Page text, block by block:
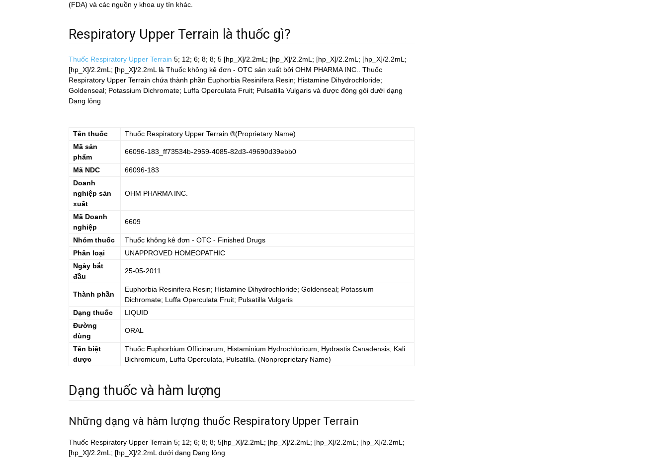
(FDA) và các nguồn y khoa uy tín khác.
Respiratory Upper Terrain là thuốc gì?
Thuốc Respiratory Upper Terrain 5; 12; 6; 8; 8; 5 [hp_X]/2.2mL; [hp_X]/2.2mL; [hp_X]/2.2mL; [hp_X]/2.2mL;
[hp_X]/2.2mL; [hp_X]/2.2mL là Thuốc không kê đơn - OTC sản xuất bởi OHM PHARMA INC.. Thuốc
Respiratory Upper Terrain chứa thành phần Euphorbia Resinifera Resin; Histamine Dihydrochloride;
Goldenseal; Potassium Dichromate; Luffa Operculata Fruit; Pulsatilla Vulgaris và được đóng gói dưới dạng
Dạng lỏng
Tên thuốc Thuốc Respiratory Upper Terrain ®(Proprietary Name)
Mã sản
phẩm
66096-183_ff73534b-2959-4085-82d3-49690d39ebb0
Mã NDC
66096-183
Doanh
nghiệp sản
xuất
OHM PHARMA INC.
Mã Doanh
nghiệp
6609
Nhóm thuốc
Thuốc không kê đơn - OTC - Finished Drugs
Phân loại
UNAPPROVED HOMEOPATHIC
Ngày bắt
đầu
25-05-2011
Thành phần
Euphorbia Resinifera Resin; Histamine Dihydrochloride; Goldenseal; Potassium
Dichromate; Luffa Operculata Fruit; Pulsatilla Vulgaris
Dạng thuốc
LIQUID
Đường
dùng
ORAL
Tên biệt
dược
Thuốc Euphorbium Officinarum, Histaminium Hydrochloricum, Hydrastis Canadensis, Kali
Bichromicum, Luffa Operculata, Pulsatilla. (Nonproprietary Name)
Dạng thuốc và hàm lượng
Những dạng và hàm lượng thuốc Respiratory Upper Terrain
Thuốc Respiratory Upper Terrain 5; 12; 6; 8; 8; 5[hp_X]/2.2mL; [hp_X]/2.2mL; [hp_X]/2.2mL; [hp_X]/2.2mL;
[hp_X]/2.2mL; [hp_X]/2.2mL dưới dạng Dạng lỏng